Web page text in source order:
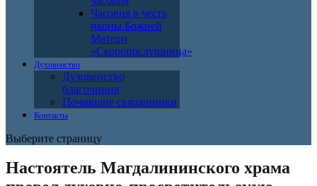
Часовня в честь
иконы Божией
Матери
«Скоропослушница»
Духовенство
Духовенство
благочиния
Почившие священники
Контакты
Выберите страницу
Настоятель Магдалининского храма